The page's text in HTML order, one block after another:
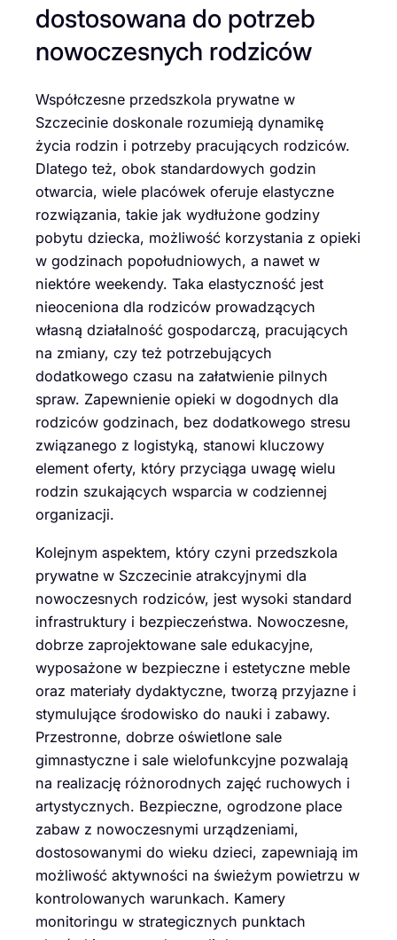
dostosowana do potrzeb
nowoczesnych rodziców
Współczesne przedszkola prywatne w
Szczecinie doskonale rozumieją dynamikę
życia rodzin i potrzeby pracujących rodziców.
Dlatego też, obok standardowych godzin
otwarcia, wiele placówek oferuje elastyczne
rozwiązania, takie jak wydłużone godziny
pobytu dziecka, możliwość korzystania z opieki
w godzinach popołudniowych, a nawet w
niektóre weekendy. Taka elastyczność jest
nieoceniona dla rodziców prowadzących
własną działalność gospodarczą, pracujących
na zmiany, czy też potrzebujących
dodatkowego czasu na załatwienie pilnych
spraw. Zapewnienie opieki w dogodnych dla
rodziców godzinach, bez dodatkowego stresu
związanego z logistyką, stanowi kluczowy
element oferty, który przyciąga uwagę wielu
rodzin szukających wsparcia w codziennej
organizacji.
Kolejnym aspektem, który czyni przedszkola
prywatne w Szczecinie atrakcyjnymi dla
nowoczesnych rodziców, jest wysoki standard
infrastruktury i bezpieczeństwa. Nowoczesne,
dobrze zaprojektowane sale edukacyjne,
wyposażone w bezpieczne i estetyczne meble
oraz materiały dydaktyczne, tworzą przyjazne i
stymulujące środowisko do nauki i zabawy.
Przestronne, dobrze oświetlone sale
gimnastyczne i sale wielofunkcyjne pozwalają
na realizację różnorodnych zajęć ruchowych i
artystycznych. Bezpieczne, ogrodzone place
zabaw z nowoczesnymi urządzeniami,
dostosowanymi do wieku dzieci, zapewniają im
możliwość aktywności na świeżym powietrzu w
kontrolowanych warunkach. Kamery
monitoringu w strategicznych punktach